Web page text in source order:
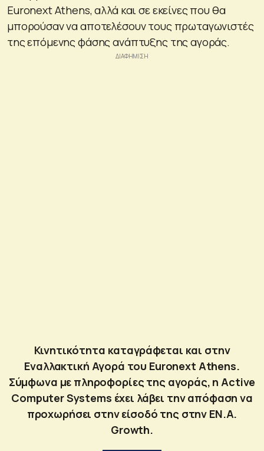
Euronext Athens, αλλά και σε εκείνες που θα
μπορούσαν να αποτελέσουν τους πρωταγωνιστές
της επόμενης φάσης ανάπτυξης της αγοράς.
Κινητικότητα καταγράφεται και στην
Εναλλακτική Αγορά του Euronext Athens.
Σύμφωνα με πληροφορίες της αγοράς, η Active
Computer Systems έχει λάβει την απόφαση να
προχωρήσει στην είσοδό της στην ΕΝ.Α.
Growth.